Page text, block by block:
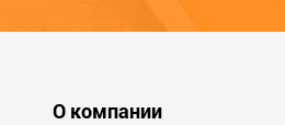
О компании